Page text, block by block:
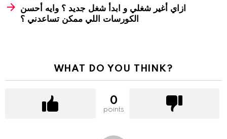
ازاي أغير شغلي و ابدأ شغل جديد ؟ وايه أحسن
الكورسات اللي ممكن تساعدني ؟
WHAT DO YOU THINK?
0
points